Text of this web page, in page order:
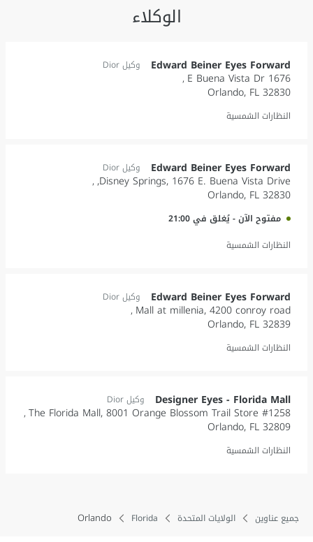
الوكلاء
Edward Beiner Eyes Forward وكيل Dior
1676 E Buena Vista Dr
Orlando, FL32830
النظارات الشمسية
Edward Beiner Eyes Forward وكيل Dior
Disney Springs, 1676 E. Buena Vista Drive,
Orlando, FL32830
مفتوح الآن-يُغلق في21:00
النظارات الشمسية
Edward Beiner Eyes Forward وكيل Dior
Mall at millenia, 4200 conroy road
Orlando, FL32839
النظارات الشمسية
Designer Eyes - Florida Mall وكيل Dior
The Florida Mall, 8001 Orange Blossom Trail Store #1258
Orlando, FL32809
النظارات الشمسية
جميع عناوين الولايات المتحدة Florida
Orlando